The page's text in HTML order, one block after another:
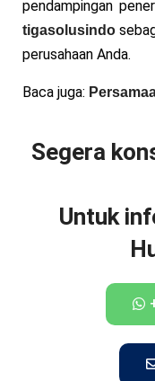
pendampingan
tigasolusindo
perusahaan Anda.
Baca juga:
Segera
Untuk